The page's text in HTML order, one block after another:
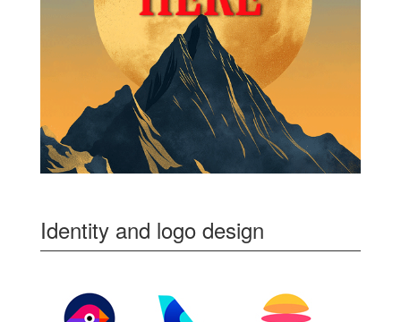
Identity and logo design